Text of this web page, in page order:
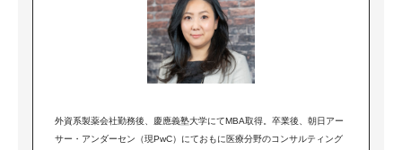
外資系製薬会社勤務後、慶應義塾大学にてMBA取得。卒業後、朝日アー
サー・アンダーセン（現PwC）にておもに医療分野のコンサルティング